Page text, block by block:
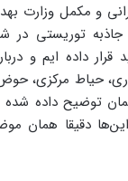
و مکمل وزارت
توریستی در
قرار داده ایم و
حیاط مرکزی،
توضیح داده شده
این‌ها دقیقا همان